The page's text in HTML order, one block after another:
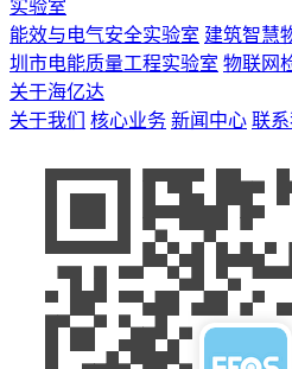
实验室
能效与电气安全实验室 建筑智慧
圳市电能质量工程实验室 物联网
关于海亿达
关于我们
核心业务 新闻中心 联系